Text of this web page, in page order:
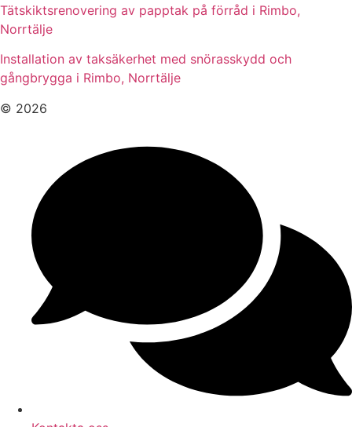
Tätskiktsrenovering av papptak på förråd i Rimbo,
Norrtälje
Installation av taksäkerhet med snörasskydd och
gångbrygga i Rimbo, Norrtälje
© 2026